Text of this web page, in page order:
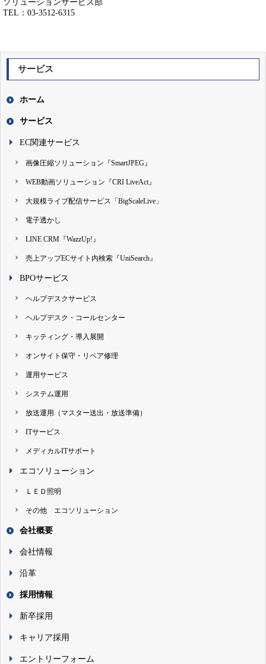
ソリューションサービス部
TEL：03-3512-6315
サービス
ホーム
サービス
EC関連サービス
画像圧縮ソリューション『SmartJPEG』
WEB動画ソリューション『CRI LiveAct』
大規模ライブ配信サービス「BigScaleLive」
電子透かし
LINE CRM『WazzUp!』
売上アップECサイト内検索『UniSearch』
BPOサービス
ヘルプデスクサービス
ヘルプデスク・コールセンター
キッティング・導入展開
オンサイト保守・リペア修理
運用サービス
システム運用
放送運用（マスター送出・放送準備）
ITサービス
メディカルITサポート
エコソリューション
ＬＥＤ照明
その他 エコソリューション
会社概要
会社情報
沿革
採用情報
新卒採用
キャリア採用
エントリーフォーム